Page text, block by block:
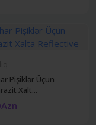
Pişiklər Üçün
Xalt...